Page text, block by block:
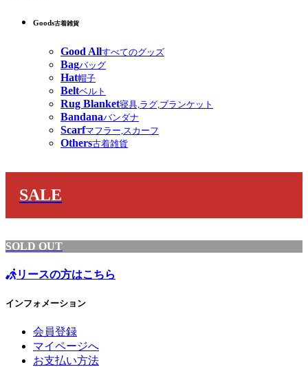
Goods古着雑貨
Good Allすべてのグッズ
Bagバッグ
Hat帽子
Beltベルト
Rug Blanket寝具,ラグ,ブランケット
Bandanaバンダナ
Scarfマフラー,スカーフ
Others古着雑貨
SALE
SOLD OUT
リースの方はこちら
インフォメーション
会員登録
マイページへ
お支払い方法